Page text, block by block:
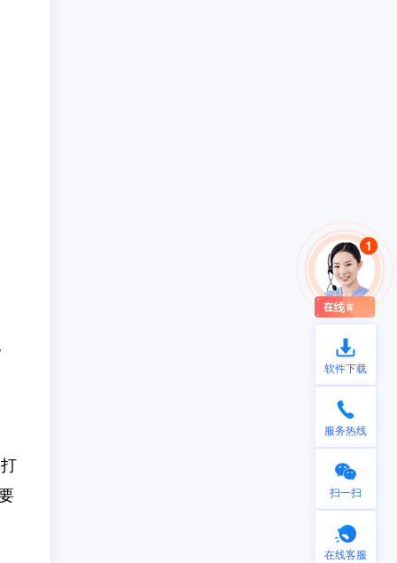
软件下载
服务热线
扫一扫
在线客服